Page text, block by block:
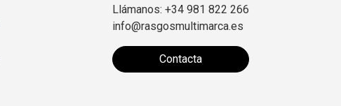
Llámanos: +34 981 822 266
info@rasgosmultimarca.es
Contacta